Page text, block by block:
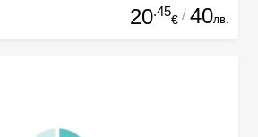
20.45
€ / 40лв.